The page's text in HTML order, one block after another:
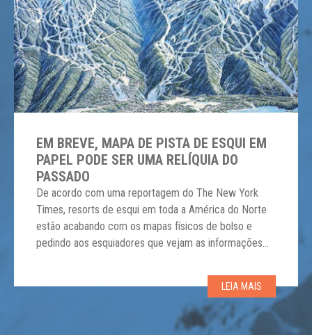
EM BREVE, MAPA DE PISTA DE ESQUI EM
PAPEL PODE SER UMA RELÍQUIA DO
PASSADO
De acordo com uma reportagem do The New York
Times, resorts de esqui em toda a América do Norte
estão acabando com os mapas físicos de bolso e
pedindo aos esquiadores que vejam as informações
costumavam ser um dos pilares das linhas de lifts e
LEIA MAIS